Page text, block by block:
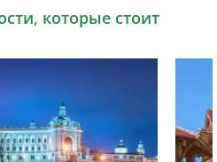
которые стоит